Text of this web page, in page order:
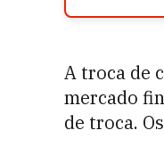
A troca de
mercado
de troca.